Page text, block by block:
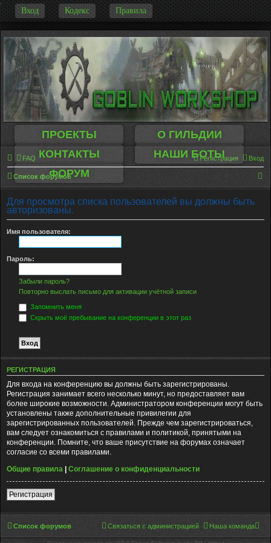
Вход Кодекс Правила
-
ПРОЕКТЫ
О ГИЛЬДИИ
КОНТАКТЫ
НАШИ БОТЫ
ФОРУМ
FAQ Вход
Регистрация
Список форумов
с
Для просмотра списка пользователей вы должны быть
авторизованы.
Имя пользователя:
Пароль:
Забыли пароль?
Повторно выслать письмо для активации учётной записи
Запомнить меня
Скрыть моё пребывание на конференции в этот раз
РЕГИСТРАЦИЯ
Для входа на конференцию вы должны быть зарегистрированы.
Регистрация занимает всего несколько минут, но предоставляет вам
более широкие возможности. Администратором конференции могут быть
установлены также дополнительные привилегии для
зарегистрированных пользователей. Прежде чем зарегистрироваться,
вам следует ознакомиться с правилами и политикой, принятыми на
конференции. Помните, что ваше присутствие на форумах означает
согласие со всеми правилами.
Общие правила | Соглашение о конфиденциальности
Регистрация
Список форумов Наша команда
Связаться с администрацией